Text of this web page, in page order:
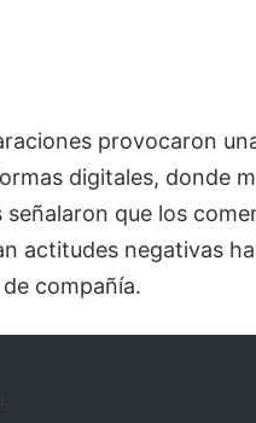
provocaron
digitales, donde
señalaron que los
actitudes negativas
compañía.